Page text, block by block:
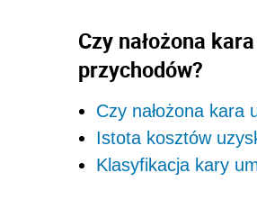
Czy nałożona
przychodów?
Czy nałożona kara
Istota kosztów
Klasyfikacja kary